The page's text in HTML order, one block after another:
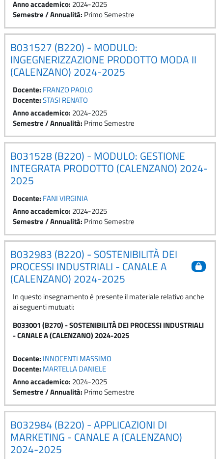
Anno accademico: 2024-2025
Semestre / Annualità: Primo Semestre
B031527 (B220) - MODULO:
INGEGNERIZZAZIONE PRODOTTO MODA II
(CALENZANO) 2024-2025
Docente: FRANZO PAOLO
Docente:STASI RENATO
Anno accademico: 2024-2025
Semestre / Annualità: Primo Semestre
B031528 (B220) - MODULO: GESTIONE
INTEGRATA PRODOTTO (CALENZANO) 2024-
2025
Docente: FANI VIRGINIA
Anno accademico: 2024-2025
Semestre / Annualità: Primo Semestre
B032983 (B220) - SOSTENIBILITÀ DEI
PROCESSI INDUSTRIALI - CANALE A
(CALENZANO) 2024-2025
In questo insegnamento è presente il materiale relativo anche
ai seguenti mutuati:
B033001 (B270) - SOSTENIBILITÀ DEI PROCESSI INDUSTRIALI
- CANALE A (CALENZANO) 2024-2025
Docente: INNOCENTI MASSIMO
Docente: MARTELLA DANIELE
Anno accademico: 2024-2025
Semestre / Annualità: Primo Semestre
B032984 (B220) - APPLICAZIONI DI
MARKETING - CANALE A (CALENZANO)
2024-2025